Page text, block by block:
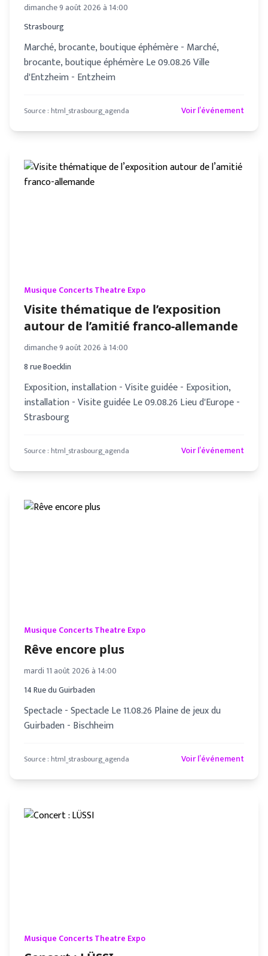
dimanche 9 août 2026 à 14:00
Strasbourg
Marché, brocante, boutique éphémère - Marché,
brocante, boutique éphémère Le 09.08.26 Ville
d'Entzheim - Entzheim
Source : html_strasbourg_agenda Voir l’événement
Musique Concerts Theatre Expo
Visite thématique de l’exposition
autour de l’amitié franco-allemande
dimanche 9 août 2026 à 14:00
8 rue Boecklin
Exposition, installation - Visite guidée - Exposition,
installation - Visite guidée Le 09.08.26 Lieu d'Europe -
Strasbourg
Source : html_strasbourg_agenda Voir l’événement
Musique Concerts Theatre Expo
Rêve encore plus
mardi 11 août 2026 à 14:00
14 Rue du Guirbaden
Spectacle - Spectacle Le 11.08.26 Plaine de jeux du
Guirbaden - Bischheim
Source : html_strasbourg_agenda Voir l’événement
Musique Concerts Theatre Expo